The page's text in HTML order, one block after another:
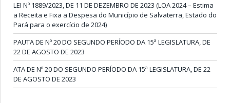
LEI Nº 1889/2023, DE 11 DE DEZEMBRO DE 2023 (LOA 2024 – Estima
a Receita e Fixa a Despesa do Município de Salvaterra, Estado do
Pará para o exercício de 2024)
PAUTA DE Nº 20 DO SEGUNDO PERÍODO DA 15ª LEGISLATURA, DE
22 DE AGOSTO DE 2023
ATA DE Nº 20 DO SEGUNDO PERÍODO DA 15ª LEGISLATURA, DE 22
DE AGOSTO DE 2023